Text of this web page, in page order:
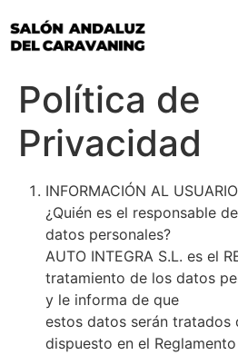
Política de
Privacidad
INFORMACIÓN AL USUARIO
¿Quién es el responsable
datos personales?
AUTO INTEGRA S.L. es el
tratamiento de los datos
y le informa de que
estos datos serán
dispuesto en el